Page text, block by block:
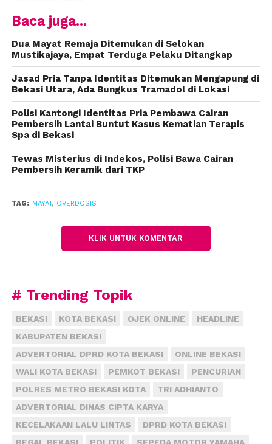
Melihat kondisi hal itu, Kiki dan Rani memindahkan
korban ke ruang tamu hingga tidur mendengkur.
Melihat korban tertidur pulas. Namun, setelah
beberapa jam korban tidak bersuara dan coba
dibangunkan tidak bangun. Melihat hal itu, Kiki dan
Rani meminta pertolongan warga.
Teriakan saksi didengar warga dan petugas
Puskesmas keliling melakukan pengecekan. Dari
hasil pengecekan itu diketahui bahwa korban sudah
Bekasi Kota.
Petugas yang mengetahui hal tersebut, kemudian
melakukan olah Tempat Kejadian Perkara. Dari hasil
dalam kondisi terpengaruh minuman alcohol.
Bahkan, kata dia, dalam tubuh korban tidak
ditemukan tanda – tanda kekerasan. Hingga saat ini
kasus ini masih dalam penyelidikan petugas
kepolisian.”Korban sudah dikebumikan pihak
keluarga, namun kasus ini masih dalam
Baca juga...
Dua Mayat Remaja Ditemukan di Selokan
Mustikajaya, Empat Terduga Pelaku Ditangkap
Jasad Pria Tanpa Identitas Ditemukan Mengapung di
Bekasi Utara, Ada Bungkus Tramadol di Lokasi
Polisi Kantongi Identitas Pria Pembawa Cairan
Pembersih Lantai Buntut Kasus Kematian Terapis
Spa di Bekasi
Tewas Misterius di Indekos, Polisi Bawa Cairan
Pembersih Keramik dari TKP
TAG: MAYAT, OVERDOSIS
KLIK UNTUK KOMENTAR
# Trending Topik
BEKASI KOTA BEKASI OJEK ONLINE
HEADLINE
KABUPATEN BEKASI
ADVERTORIAL DPRD KOTA BEKASI
ONLINE BEKASI
WALI KOTA BEKASI
PEMKOT BEKASI
PENCURIAN
POLRES METRO BEKASI KOTA
TRI ADHIANTO
ADVERTORIAL DINAS CIPTA KARYA
KECELAKAAN LALU LINTAS
DPRD KOTA BEKASI